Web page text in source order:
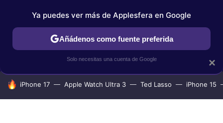
IPHONE TUTORIALES APPLESFERA SELECCIÓN
HOY SE HABLA DE
iPhone 17 Apple Watch Ultra 3 Ted Lasso iPhone 15
×
Ya puedes ver más de Applesfera en Google
Añádenos como fuente preferida
Solo necesitas una cuenta de Google